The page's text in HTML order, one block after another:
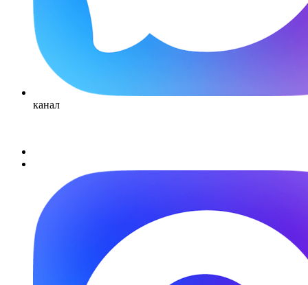
канал